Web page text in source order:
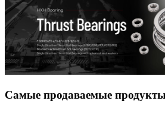
Самые продаваемые